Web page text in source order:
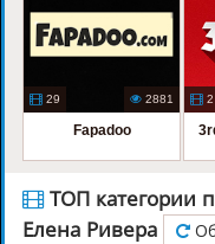
29 2881
Fapadoo
2
ТОП категории
Елена Ривера